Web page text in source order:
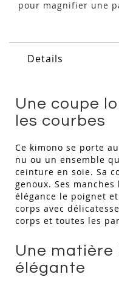
pour magnifier une
Details
Une coupe
les courbes
Ce kimono se porte
nu ou un ensemble
ceinture en soie. Sa
genoux. Ses
élégance le poignet
corps avec
corps et toutes les
Une matière
élégante